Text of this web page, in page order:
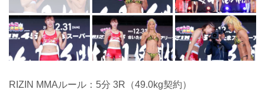
RIZIN MMAルール：5分 3R（49.0kg契約）